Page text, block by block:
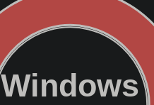
Windows